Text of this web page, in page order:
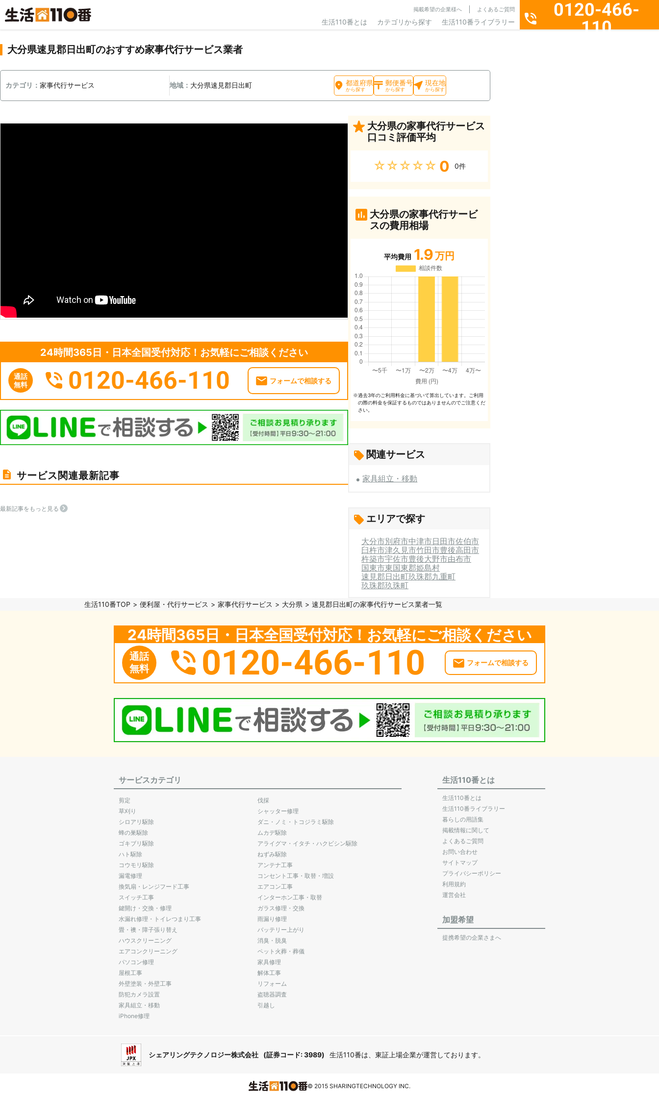
掲載希望の企業様へ よくあるご質問
生活110番とは カテゴリから探す 生活110番ライブラリー
0120-466-
110
大分県速見郡日出町のおすすめ家事代行サービス業者
カテゴリ： 家事代行サービス 地域： 大分県速見郡日出町 都道府県
から探す
郵便番号
から探す
現在地
から探す
24時間365日・日本全国受付対応！お気軽にご相談ください
通話
無料
0120-466-110 フォームで相談する
サービス関連最新記事
最新記事をもっと見る
大分県の家事代行サービス
口コミ評価平均
★★★★★ 0 0件
大分県の家事代行サービ
スの費用相場
平均費用 1.9 万円
※過去3年のご利⽤料⾦に基づいて算出しています。ご利⽤
の際の料⾦を保証するものではありませんのでご注意くだ
さい。
関連サービス
家具組立・移動
エリアで探す
大分市別府市中津市日田市佐伯市
臼杵市津久見市竹田市豊後高田市
杵築市宇佐市豊後大野市由布市
国東市東国東郡姫島村
速見郡日出町玖珠郡九重町
玖珠郡玖珠町
生活110番TOP 便利屋・代行サービス 家事代行サービス 大分県 速見郡日出町の家事代行サービス業者一覧
24時間365日・日本全国受付対応！お気軽にご相談ください
通話
無料
0120-466-110 フォームで相談する
サービスカテゴリ
剪定
伐採
草刈り
シャッター修理
シロアリ駆除
ダニ・ノミ・トコジラミ駆除
蜂の巣駆除
ムカデ駆除
ゴキブリ駆除
アライグマ・イタチ・ハクビシン駆除
ハト駆除
ねずみ駆除
コウモリ駆除
アンテナ工事
漏電修理
コンセント工事・取替・増設
換気扇・レンジフード工事
エアコン工事
スイッチ工事
インターホン工事・取替
鍵開け・交換・修理
ガラス修理・交換
水漏れ修理・トイレつまり工事
雨漏り修理
畳・襖・障子張り替え
バッテリー上がり
ハウスクリーニング
消臭・脱臭
エアコンクリーニング
ペット火葬・葬儀
パソコン修理
家具修理
屋根工事
解体工事
外壁塗装・外壁工事
リフォーム
防犯カメラ設置
盗聴器調査
家具組立・移動
引越し
iPhone修理
生活110番とは
生活110番とは
生活110番ライブラリー
暮らしの用語集
掲載情報に関して
よくあるご質問
お問い合わせ
サイトマップ
プライバシーポリシー
利用規約
運営会社
加盟希望
提携希望の企業さまへ
シェアリングテクノロジー株式会社 (証券コード: 3989) 生活110番は、東証上場企業が運営しております。
© 2015 SHARINGTECHNOLOGY INC.